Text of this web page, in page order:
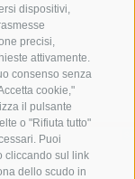
dispositivi,
precisi,
attivamente.
consenso senza
cookie,"
il pulsante
o "Rifiuta tutto"
Puoi
cliccando sul link
dello scudo in